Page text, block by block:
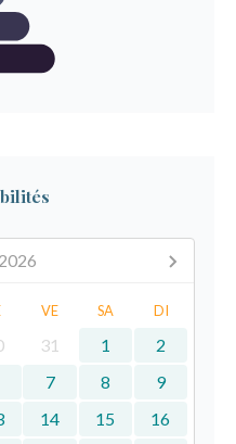
2026
VE SA DI
31 1
2
7 8
9
14 15
16